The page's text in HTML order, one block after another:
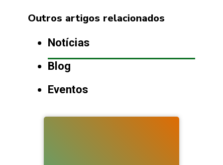
Outros artigos relacionados
Notícias
Blog
Eventos